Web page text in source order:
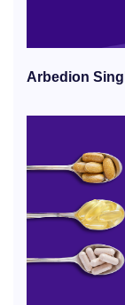
Arbedion